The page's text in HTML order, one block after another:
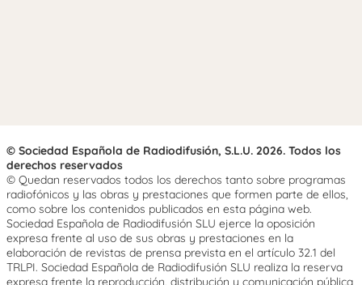
© Sociedad Española de Radiodifusión, S.L.U. 2026. Todos los
derechos reservados
© Quedan reservados todos los derechos tanto sobre programas
radiofónicos y las obras y prestaciones que formen parte de ellos,
como sobre los contenidos publicados en esta página web.
Sociedad Española de Radiodifusión SLU ejerce la oposición
expresa frente al uso de sus obras y prestaciones en la
elaboración de revistas de prensa prevista en el artículo 32.1 del
TRLPI. Sociedad Española de Radiodifusión SLU realiza la reserva
expresa frente la reproducción, distribución y comunicación pública